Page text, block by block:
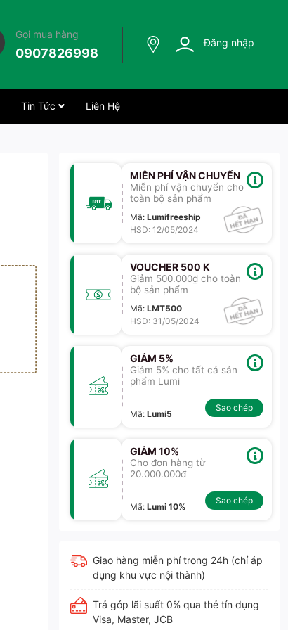
Gọi mua hàng
0907826998
Đăng nhập
Tin Tức Liên Hệ
MIỄN PHÍ VẬN CHUYỂN
Miễn phí vận chuyển cho
toàn bộ sản phẩm
Mã:Lumifreeship
HSD: 12/05/2024
VOUCHER 500 K
Giảm 500.000₫ cho toàn
bộ sản phẩm
Mã:LMT500
HSD: 31/05/2024
GIẢM 5%
Giảm 5% cho tất cả sản
phẩm Lumi
Mã:Lumi5
Sao chép
GIẢM 10%
Cho đơn hàng từ
20.000.000đ
Mã:Lumi 10%
Sao chép
Giao hàng miễn phí trong 24h (chỉ áp
dụng khu vực nội thành)
Trả góp lãi suất 0% qua thẻ tín dụng
Visa, Master, JCB